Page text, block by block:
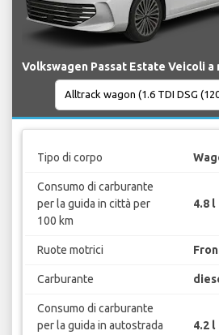
Volkswagen Passat Estate Veicoli
Tipo di corpo
Consumo di carburante
per la guida in città per
100 km
4.8 l
Ruote motrici
Carburante
Consumo di carburante
per la guida in autostrada
4.2 l